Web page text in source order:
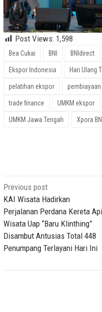
Post Views: 1,598
Bea Cukai BNI BNIdirect
Ekspor Indonesia Hari Ulang
pelatihan ekspor
trade finance UMKM ekspor
UMKM Jawa Tengah Xpora BNI
Post
navigation
Previous post
KAI Wisata Hadirkan
Perjalanan Perdana Kereta Api
Wisata Uap “Baru Klinthing”
Disambut Antusias Total 448
Penumpang Terlayani Hari Ini